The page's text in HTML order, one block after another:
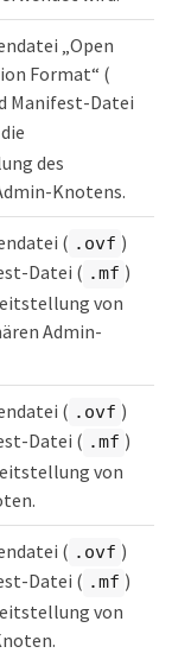
„Open
Format“ (
Manifest-Datei
des
Knotens.
( .ovf )
Datei ( .mf )
von
Admin-
( .ovf )
Datei ( .mf )
von
( .ovf )
Datei ( .mf )
von